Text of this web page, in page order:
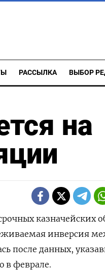
РАССЫЛКА ВЫБОР
на
казначейских
инверсия
после данных,
в феврале.